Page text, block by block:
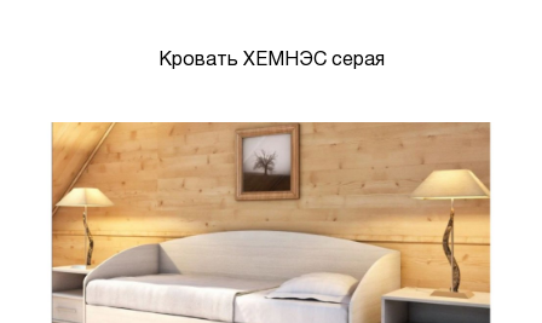
Кровать ХЕМНЭС серая